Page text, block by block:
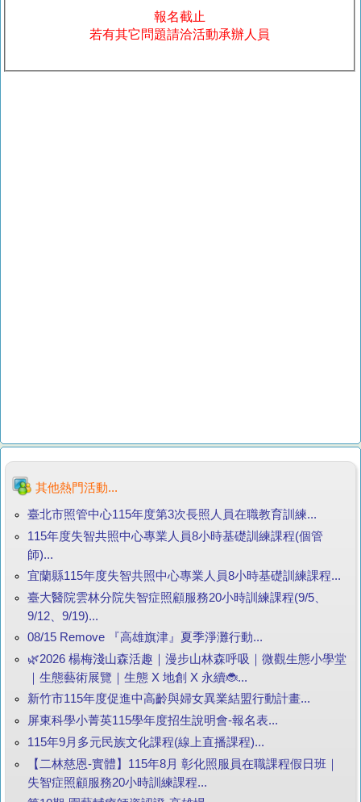
報名截止
若有其它問題請洽活動承辦人員
其他熱門活動...
臺北市照管中心115年度第3次長照人員在職教育訓練...
115年度失智共照中心專業人員8小時基礎訓練課程(個管
師)...
宜蘭縣115年度失智共照中心專業人員8小時基礎訓練課程...
臺大醫院雲林分院失智症照顧服務20小時訓練課程(9/5、
9/12、9/19)...
08/15 Remove 『高雄旗津』夏季淨灘行動...
🌿2026 楊梅淺山森活趣｜漫步山林森呼吸｜微觀生態小學堂
｜生態藝術展覽｜生態 X 地創 X 永續🐞...
新竹市115年度促進中高齡與婦女異業結盟行動計畫...
屏東科學小菁英115學年度招生說明會-報名表...
115年9月多元民族文化課程(線上直播課程)...
【二林慈恩-實體】115年8月 彰化照服員在職課程假日班｜
失智症照顧服務20小時訓練課程...